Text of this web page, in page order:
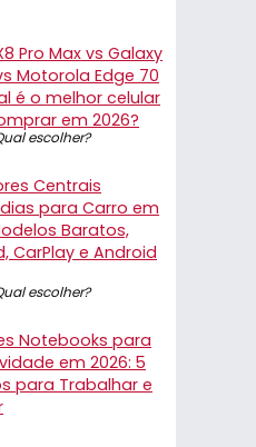
Pro Max vs Galaxy
Motorola Edge 70
é o melhor celular
em 2026?
escolher?
Centrais
para Carro em
Baratos,
CarPlay e Android
escolher?
Notebooks para
em 2026: 5
para Trabalhar e